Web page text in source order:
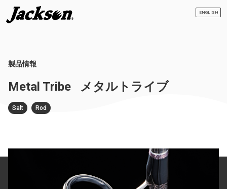
ENGLISH
製品情報
Metal Tribe メタルトライブ
Salt Rod